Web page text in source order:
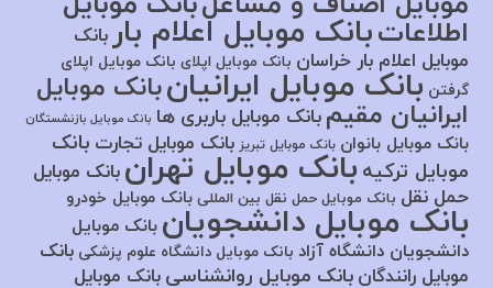
اطلاعاتبانک موبایل اعلام باربانک
موبایل اعلام بار خراسان بانک موبایل اپلای بانک موبایل اپلای
گرفتن بانک موبایل ایرانیانبانک موبایل
ایرانیان مقیم بانک موبایل باربری ها بانک موبایل بازنشستگان
بانک موبایل بانوان بانک موبایل تبریز بانک موبایل تجارت بانک
موبایل ترکیه بانک موبایل تهران بانک موبایل
حمل نقل بانک موبایل حمل نقل بین المللی بانک موبایل خودرو
بانک موبایل دانشجویان بانک موبایل
دانشجویان دانشگاه آزاد بانک موبایل دانشگاه علوم پزشکی بانک
موبایل رانندگان بانک موبایل روانشناسی بانک موبایل